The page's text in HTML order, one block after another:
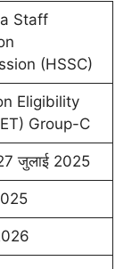
Staff
(HSSC)
Eligibility
Group-C
जुलाई 2025